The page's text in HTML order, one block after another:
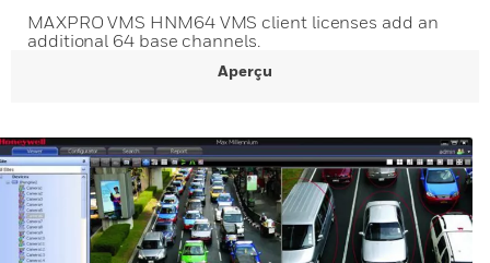
MAXPRO VMS HNM64 VMS client licenses add an
additional 64 base channels.
Aperçu